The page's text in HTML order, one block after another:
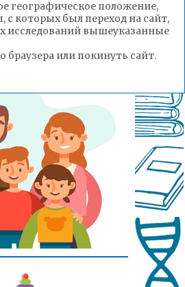
географическое положение,
которых был переход на сайт,
исследований вышеуказанные
или покинуть сайт.